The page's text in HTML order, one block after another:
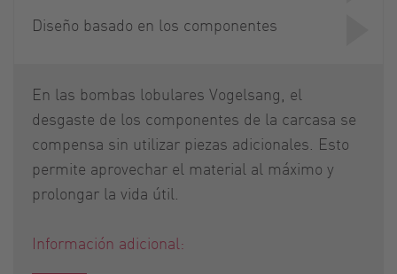
Diseño basado en los componentes
En las bombas lobulares Vogelsang, el
desgaste de los componentes de la carcasa se
compensa sin utilizar piezas adicionales. Esto
permite aprovechar el material al máximo y
prolongar la vida útil.
Información adicional: